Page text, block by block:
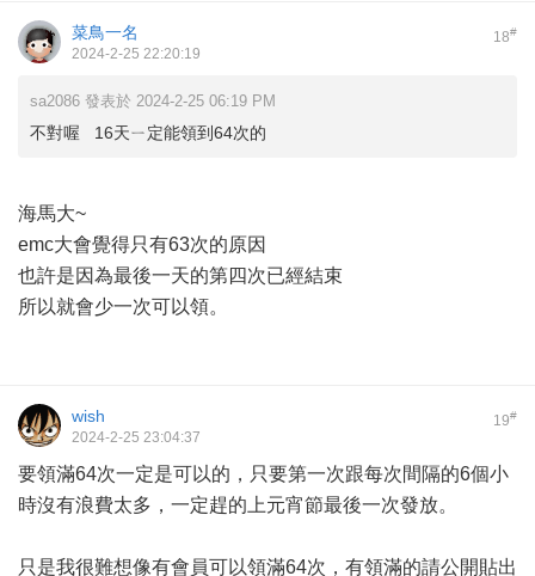
18#
菜鳥一名
2024-2-25 22:20:19
sa2086 發表於 2024-2-25 06:19 PM
不對喔 16天ㄧ定能領到64次的
海馬大~
emc大會覺得只有63次的原因
也許是因為最後一天的第四次已經結束
所以就會少一次可以領。
19#
wish
2024-2-25 23:04:37
要領滿64次一定是可以的，只要第一次跟每次間隔的6個小
時沒有浪費太多，一定趕的上元宵節最後一次發放。
只是我很難想像有會員可以領滿64次，有領滿的請公開貼出